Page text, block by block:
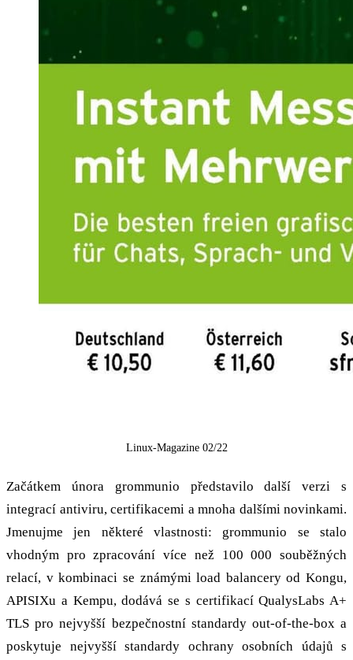
Linux-Magazine 02/22
Začátkem února grommunio představilo další verzi s
integrací antiviru, certifikacemi a mnoha dalšími novinkami.
Jmenujme jen některé vlastnosti: grommunio se stalo
vhodným pro zpracování více než 100 000 souběžných
relací, v kombinaci se známými load balancery od Kongu,
APISIXu a Kempu, dodává se s certifikací QualysLabs A+
TLS pro nejvyšší bezpečnostní standardy out-of-the-box a
poskytuje nejvyšší standardy ochrany osobních údajů s